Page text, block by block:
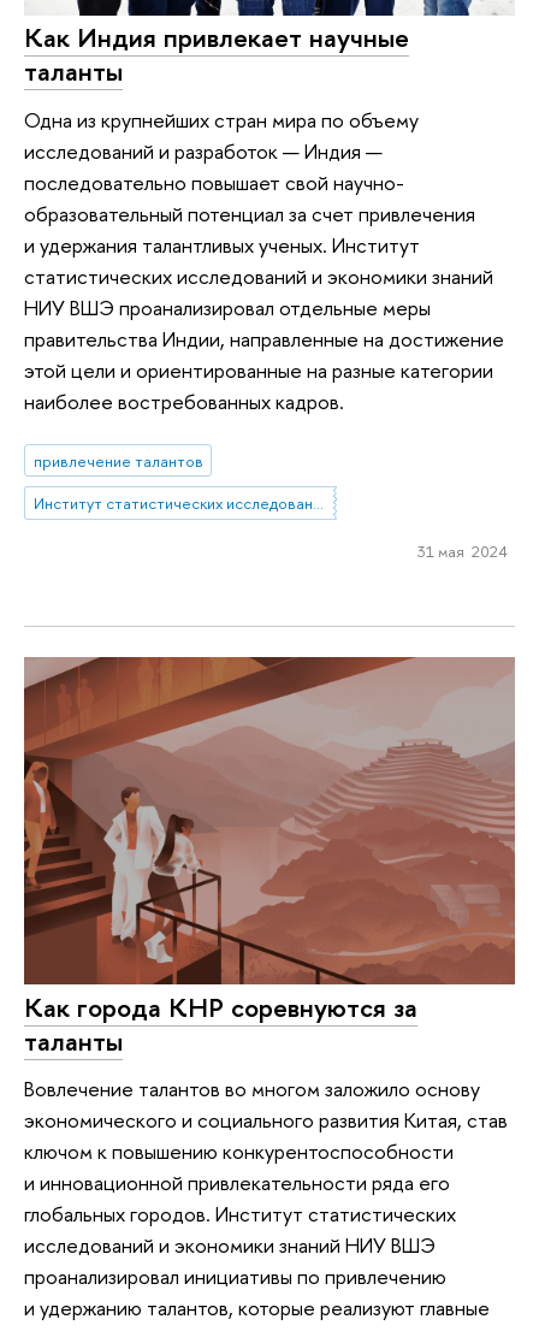
Как Индия привлекает научные
таланты
Одна из крупнейших стран мира по объему
исследований и разработок — Индия —
последовательно повышает свой научно-
образовательный потенциал за счет привлечения
и удержания талантливых ученых. Институт
статистических исследований и экономики знаний
НИУ ВШЭ проанализировал отдельные меры
правительства Индии, направленные на достижение
этой цели и ориентированные на разные категории
наиболее востребованных кадров.
привлечение талантов
Институт статистических исследований и экономики знаний
31 мая 2024
Как города КНР соревнуются за
таланты
Вовлечение талантов во многом заложило основу
экономического и социального развития Китая, став
ключом к повышению конкурентоспособности
и инновационной привлекательности ряда его
глобальных городов. Институт статистических
исследований и экономики знаний НИУ ВШЭ
проанализировал инициативы по привлечению
и удержанию талантов, которые реализуют главные